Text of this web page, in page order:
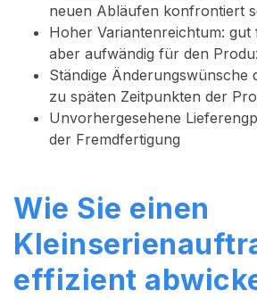
neuen Abläufen konfrontiert
Hoher Variantenreichtum: gut
aber aufwändig für den
Ständige Änderungswünsche
zu späten Zeitpunkten der
Unvorhergesehene
der Fremdfertigung
Wie Sie einen
effizient